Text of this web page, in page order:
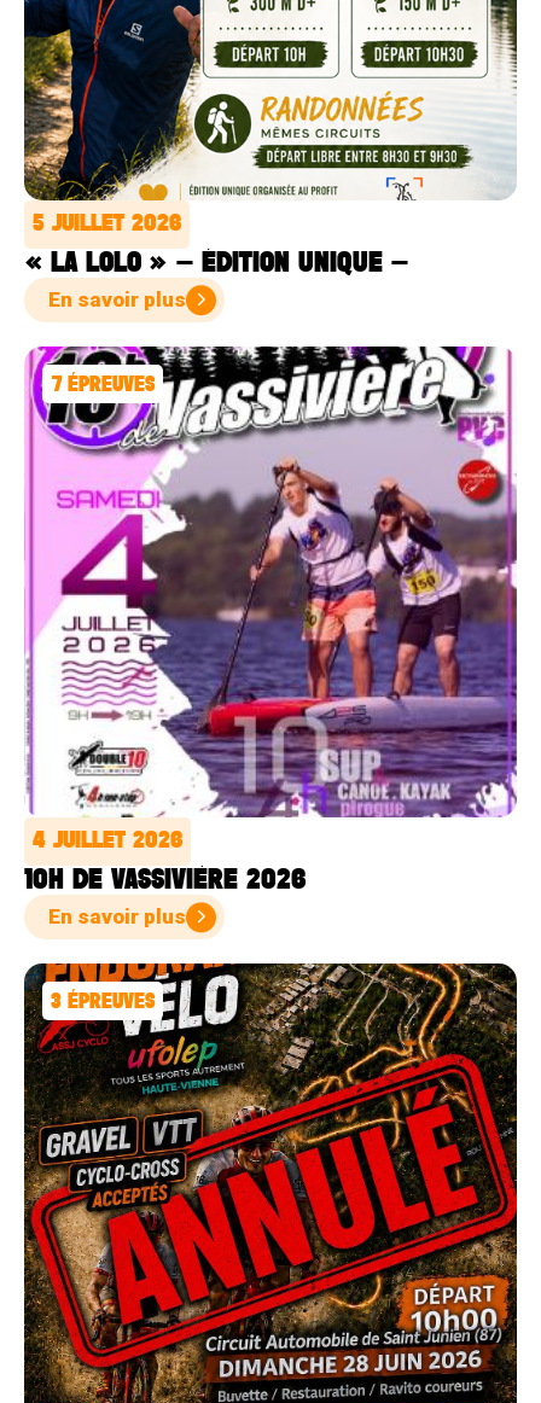
5 JUILLET 2026
« LA LOLO » – ÉDITION UNIQUE –
En savoir plus
7ÉPREUVES
4 JUILLET 2026
10H DE VASSIVIÈRE 2026
En savoir plus
3 ÉPREUVES